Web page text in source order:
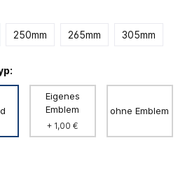
250mm 265mm 305mm
Eigenes
Emblem
+ 1,00 €
ohne Emblem